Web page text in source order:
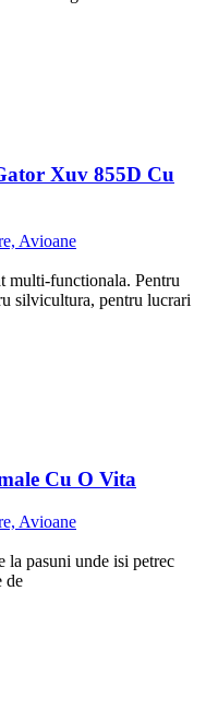
Xuv 855D Cu
Avioane
multi-functionala. Pentru
silvicultura, pentru lucrari
Cu O Vita
Avioane
la pasuni unde isi petrec
de